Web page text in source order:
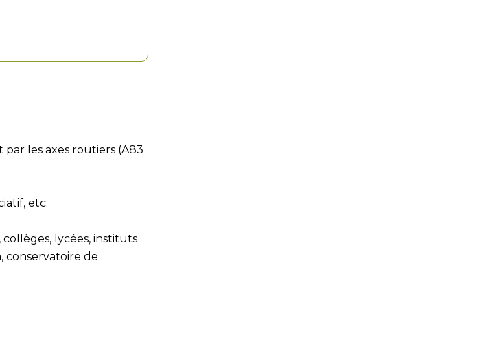
par les axes routiers (A83
etc.
lycées, instituts
conservatoire de